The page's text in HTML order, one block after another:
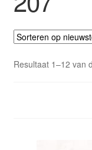
Betalingen
Contact
Resultaat 1–12 van